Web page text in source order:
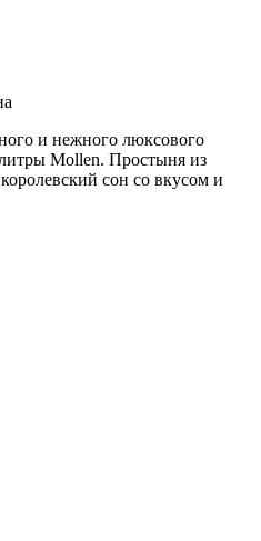
и нежного люксового
Mollen. Простыня из
сон со вкусом и